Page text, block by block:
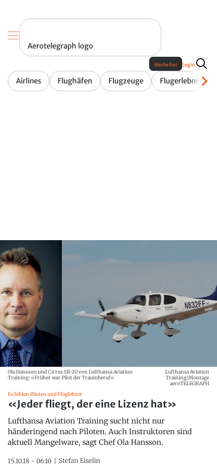
Aerotelegraph logo
Airlines Flughäfen Flugzeuge Flugerlebnis
Werbefrei Login
Ola Hansson und Cirrus SR-20 von Lufthansa Aviation
Training: «Früher war Pilot der Traumberuf».
Lufthansa Aviation
Training/Montage
aeroTELEGRAPH
Es fehlen Piloten und Fluglehrer
«Jeder fliegt, der eine Lizenz hat»
Lufthansa Aviation Training sucht nicht nur
händeringend nach Piloten. Auch Instruktoren sind
aktuell Mangelware, sagt Chef Ola Hansson.
15.10.18 - 06:10 Stefan Eiselin